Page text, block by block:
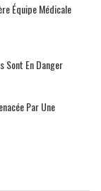
Équipe Médicale
Sont En Danger
Par Une